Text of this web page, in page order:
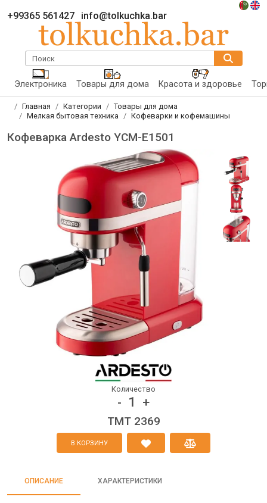
+99365 561427 info@tolkuchka.bar
Поиск
Электроника Товары для дома Красота и здоровье
Главная Категории
Товары для дома
Мелкая бытовая техника
Кофеварки и кофемашины
Кофеварка Ardesto YCM-E1501
Количество
- 1 +
TMT 2369
В КОРЗИНУ
ОПИСАНИЕ ХАРАКТЕРИСТИКИ